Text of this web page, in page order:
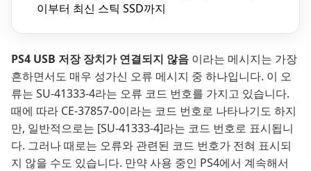
이부터 최신 스틱 SSD까지
PS4 USB 저장 장치가 연결되지 않음 이라는 메시지는 가장
흔하면서도 매우 성가신 오류 메시지 중 하나입니다. 이 오
류는 SU-41333-4라는 오류 코드 번호를 가지고 있습니다.
때에 따라 CE-37857-0이라는 코드 번호로 나타나기도 하지
만, 일반적으로는 [SU-41333-4]라는 코드 번호로 표시됩니
다. 그러나 때로는 오류와 관련된 코드 번호가 전혀 표시되
지 않을 수도 있습니다. 만약 사용 중인 PS4에서 계속해서